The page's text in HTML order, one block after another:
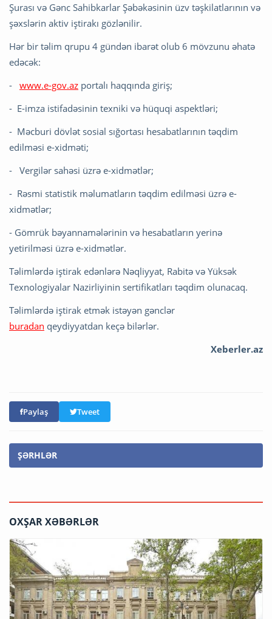
Şurası və Gənc Sahibkarlar Şəbəkəsinin üzv təşkilatlarının və
şəxslərin aktiv iştirakı gözlənilir.
Hər bir təlim qrupu 4 gündən ibarət olub 6 mövzunu əhatə
edəcək:
- www.e-gov.az portalı haqqında giriş;
- E-imza istifadəsinin texniki və hüquqi aspektləri;
- Məcburi dövlət sosial sığortası hesabatlarının təqdim
edilməsi e-xidməti;
- Vergilər sahəsi üzrə e-xidmətlər;
- Rəsmi statistik məlumatların təqdim edilməsi üzrə e-
xidmətlər;
- Gömrük bəyannamələrinin və hesabatların yerinə
yetirilməsi üzrə e-xidmətlər.
Təlimlərdə iştirak edənlərə Nəqliyyat, Rabitə və Yüksək
Texnologiyalar Nazirliyinin sertifikatları təqdim olunacaq.
Təlimlərdə iştirak etmək istəyən gənclər
buradan qeydiyyatdan keçə bilərlər.
Xeberler.az
Paylaş Tweet
ŞƏRHLƏR
OXŞAR XƏBƏRLƏR